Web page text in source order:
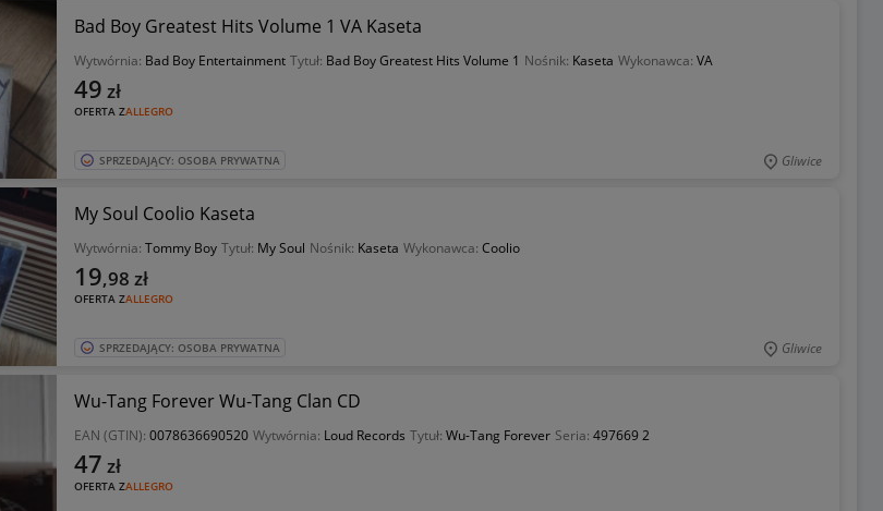
Bad Boy Greatest Hits Volume 1 VA Kaseta
Wytwórnia: Bad Boy Entertainment Tytuł: Bad Boy Greatest Hits Volume 1 Nośnik: Kaseta Wykonawca: VA
OFERTA ZALLEGRO
49 zł
SPRZEDAJĄCY: OSOBA PRYWATNA Gliwice
My Soul Coolio Kaseta
Wytwórnia: Tommy Boy Tytuł: My Soul Nośnik: Kaseta Wykonawca: Coolio
OFERTA ZALLEGRO
19,98 zł
SPRZEDAJĄCY: OSOBA PRYWATNA Gliwice
Wu-Tang Forever Wu-Tang Clan CD
EAN (GTIN): 0078636690520 Wytwórnia: Loud Records Tytuł: Wu-Tang Forever Seria: 497669 2
OFERTA ZALLEGRO
47 zł